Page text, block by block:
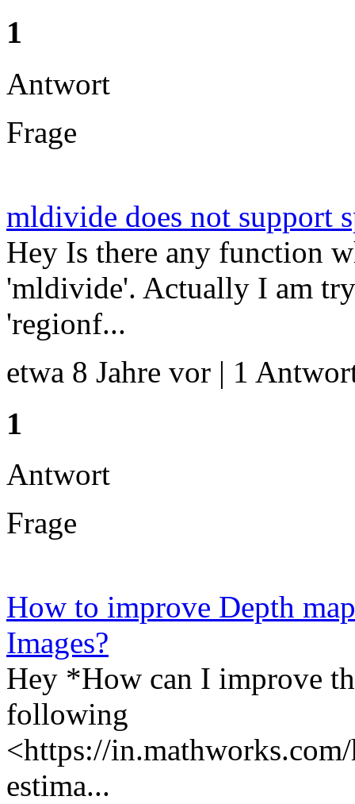
1
Antwort
Frage
mldivide does not support
Hey Is there any function
'mldivide'. Actually I am
'regionf...
etwa 8 Jahre vor | 1
1
Antwort
Frage
How to improve Depth
Images?
Hey *How can I improve
following
<https://
estima...